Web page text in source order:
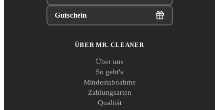
Gutschein
ÜBER MR. CLEANER
Über uns
So geht's
Mindestabnahme
Zahlungsarten
Qualität